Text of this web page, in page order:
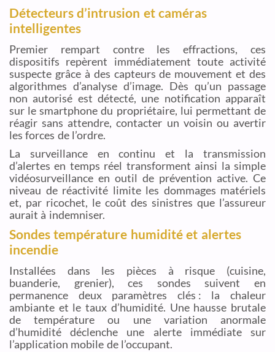
Détecteurs d’intrusion et caméras
intelligentes
Premier rempart contre les effractions, ces
dispositifs repèrent immédiatement toute activité
suspecte grâce à des capteurs de mouvement et des
algorithmes d’analyse d’image. Dès qu’un passage
non autorisé est détecté, une notification apparaît
sur le smartphone du propriétaire, lui permettant de
réagir sans attendre, contacter un voisin ou avertir
les forces de l’ordre.
La surveillance en continu et la transmission
d’alertes en temps réel transforment ainsi la simple
vidéosurveillance en outil de prévention active. Ce
niveau de réactivité limite les dommages matériels
et, par ricochet, le coût des sinistres que l’assureur
aurait à indemniser.
Sondes température humidité et alertes
incendie
Installées dans les pièces à risque (cuisine,
buanderie, grenier), ces sondes suivent en
permanence deux paramètres clés : la chaleur
ambiante et le taux d’humidité. Une hausse brutale
de température ou une variation anormale
d’humidité déclenche une alerte immédiate sur
l’application mobile de l’occupant.